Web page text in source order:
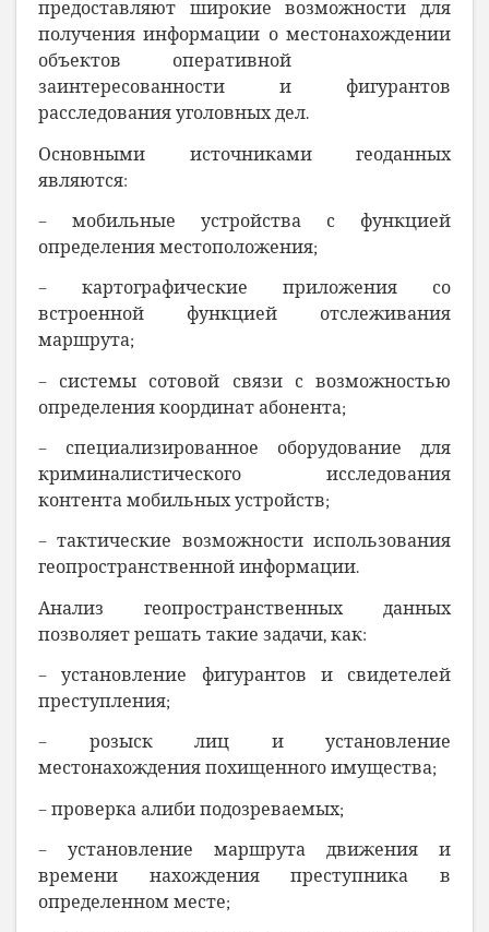
предоставляют широкие возможности для
получения информации о местонахождении
объектов оперативной
заинтересованности и фигурантов
расследования уголовных дел.
Основными источниками геоданных
являются:
– мобильные устройства с функцией
определения местоположения;
– картографические приложения со
встроенной функцией отслеживания
маршрута;
– системы сотовой связи с возможностью
определения координат абонента;
– специализированное оборудование для
криминалистического исследования
контента мобильных устройств;
– тактические возможности использования
геопространственной информации.
Анализ геопространственных данных
позволяет решать такие задачи, как:
– установление фигурантов и свидетелей
преступления;
– розыск лиц и установление
местонахождения похищенного имущества;
– проверка алиби подозреваемых;
– установление маршрута движения и
времени нахождения преступника в
определенном месте;